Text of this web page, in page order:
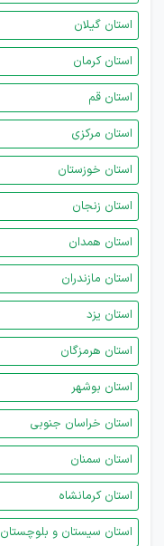
استان گیلان
استان کرمان
استان قم
استان مرکزی
استان خوزستان
استان زنجان
استان همدان
استان مازندران
استان یزد
استان هرمزگان
استان بوشهر
استان خراسان جنوبی
استان سمنان
استان کرمانشاه
استان سیستان و بلوچستان